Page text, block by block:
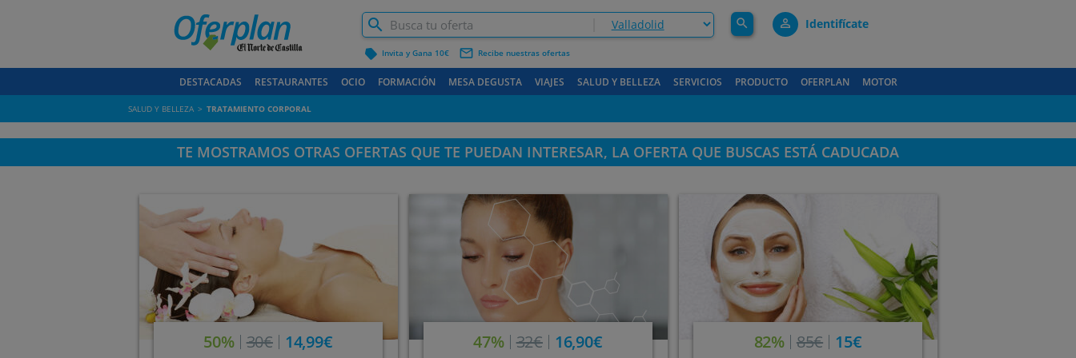
label Invita y Gana 10€ mail_outline Recibe nuestras ofertas
search person_outline Identifícate
DESTACADAS RESTAURANTES OCIO FORMACIÓN MESA DEGUSTA VIAJES SALUD Y BELLEZA SERVICIOS PRODUCTO OFERPLAN MOTOR
SALUD Y BELLEZA TRATAMIENTO CORPORAL
TE MOSTRAMOS OTRAS OFERTAS QUE TE PUEDAN INTERESAR, LA OFERTA QUE BUSCAS ESTÁ CADUCADA
50% 30€ 14,99€ 47% 32€ 16,90€ 82% 85€ 15€